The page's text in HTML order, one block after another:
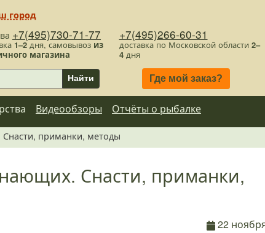
+7(495)730-71-77
1–2дня, самовывоз из
магазина
+7(495)266-60-31
доставка по Московской области 2–
4дня
город
Где мой заказ?
Найти
Видеообзоры Отчёты о рыбалке
приманки, методы
Снасти, приманки,
22